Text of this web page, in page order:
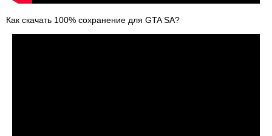
Как скачать 100% сохранение для GTA SA?